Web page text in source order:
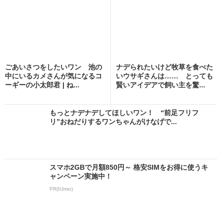
ごあいさつをしたいワン 池の
中にいるカメさんが気になるコ
ーギーの小太郎君 | ね...
ナデられたいけど牧草を食べた
いウサギさんは…… とっても
賢いアイデアで飼い主を驚...
もっとナデナデしてほしいワン！ “前足フリフ
リ”おねだりするワンちゃんがけなげで...
スマホ2GBで月額850円～ 格安SIMをお得に使うキ
ャンペーン実施中！
PR(IIJmio)